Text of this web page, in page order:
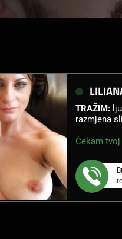
TRAŽIM:
razmjena
Čekam tvoj